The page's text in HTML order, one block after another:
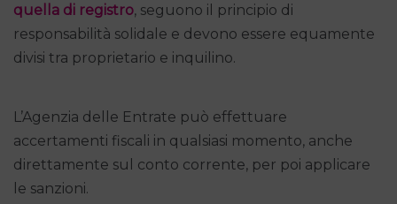
quella di registro, seguono il principio di
responsabilità solidale e devono essere equamente
divisi tra proprietario e inquilino.
L’Agenzia delle Entrate può effettuare
accertamenti fiscali in qualsiasi momento, anche
direttamente sul conto corrente, per poi applicare
le sanzioni.